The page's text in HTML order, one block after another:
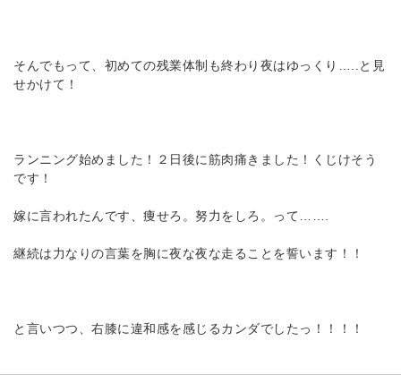
そんでもって、初めての残業体制も終わり夜はゆっくり…..と見
せかけて！
ランニング始めました！２日後に筋肉痛きました！くじけそう
です！
嫁に言われたんです、痩せろ。努力をしろ。って…….
継続は力なりの言葉を胸に夜な夜な走ることを誓います！！
と言いつつ、右膝に違和感を感じるカンダでしたっ！！！！